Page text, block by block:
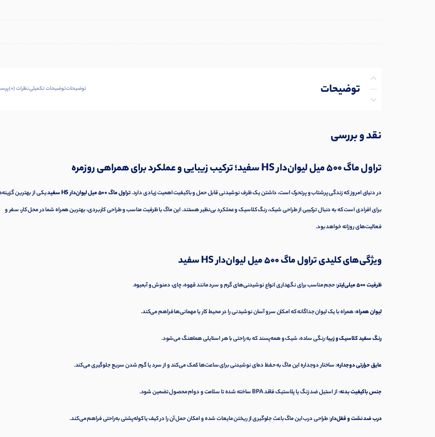
توضیحات
نظرات (0)
پرسش‌ها
توضیحاتتوضیحات تکمیلینظرات (0)
نقد و بررسی
تراول ماگ 500 میل لیوان‌دار HS سفید؛ ترکیب زیبایی و عملکرد برای همراهی روزمره
در دنیای امروز که زندگی پرشتاب و پرتحرک است، داشتن یک ظرف نوشیدنی قابل حمل و باکیفیت اهمیت زیادی دارد.تراول ماگ 500 میل لیوان‌دار HS سفید
یکی از بهترین
برای افرادی است که به دنبال ترکیبی از طراحی شیک، رنگ کلاسیک و عملکرد بی‌نظیر هستند. این ماگ با ظرفیت مناسب و طراحی کاربردی، بهترین همراه شما در محل کار، سفر و
فعالیت‌های روزانه خواهد بود.
ویژگی‌های کلیدی تراول ماگ 500 میل لیوان‌دار HS سفید
ظرفیت 500 میلی‌لیتر : حجم مناسب برای نگهداری انواع نوشیدنی‌های گرم و سرد مانند قهوه، چای، دمنوش و آبمیوه.
لیوان همراه: همراه با یک لیوان جداگانه که امکان سرو آسان نوشیدنی را در محیط کار یا مهمانی‌ها فراهم می‌کند.
رنگ سفید کلاسیک و زیبا: رنگی ساده، شیک و همه‌پسند که به راحتی با هر استایلی هماهنگ می‌شود.
عایق حرارتی دوجداره: ساختار دوجداره این ماگ به حفظ دمای نوشیدنی برای ساعت‌ها کمک می‌کند و از سرد یا گرم شدن سریع جلوگیری می‌کند.
جنس باکیفیت بدنه: از استیل ضد زنگ یا پلاستیک فاقد BPA ساخته شده تا سلامت و دوام محصول تضمین شود.
درب ضد نشت و قفل‌دار: طراحی درب این ماگ باعث جلوگیری از ریختن مایعات شده و امکان حمل آن را در کیف یا کوله‌پشتی به‌راحتی فراهم می‌کند.